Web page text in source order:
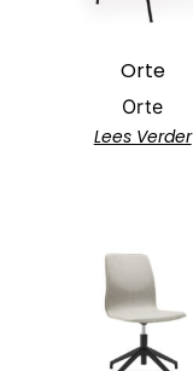
Orte
Orte
Lees Verder